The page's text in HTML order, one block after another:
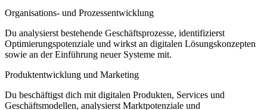
Organisations- und Prozessentwicklung
Du analysierst bestehende Geschäftsprozesse, identifizierst
Optimierungspotenziale und wirkst an digitalen Lösungskonzepten
sowie an der Einführung neuer Systeme mit.
Produktentwicklung und Marketing
Du beschäftigst dich mit digitalen Produkten, Services und
Geschäftsmodellen, analysierst Marktpotenziale und